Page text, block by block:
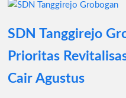
SDN Tanggirejo
Prioritas
Cair Agustus